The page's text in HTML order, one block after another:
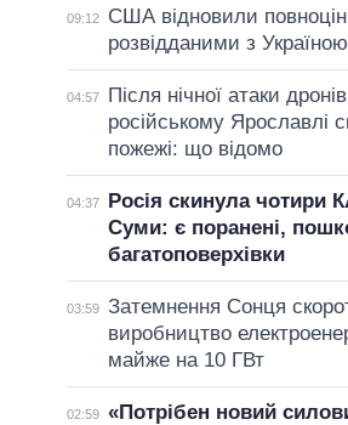
09:12
США відновили
розвідданими з
04:57
Після нічної атаки
російському Ярославлі
пожежі: що відомо
04:37
Росія скинула чотири
Суми: є поранені,
багатоповерхівки
03:59 Затемнення Сонця
виробництво
майже на 10 ГВт
02:59 «Потрібен новий